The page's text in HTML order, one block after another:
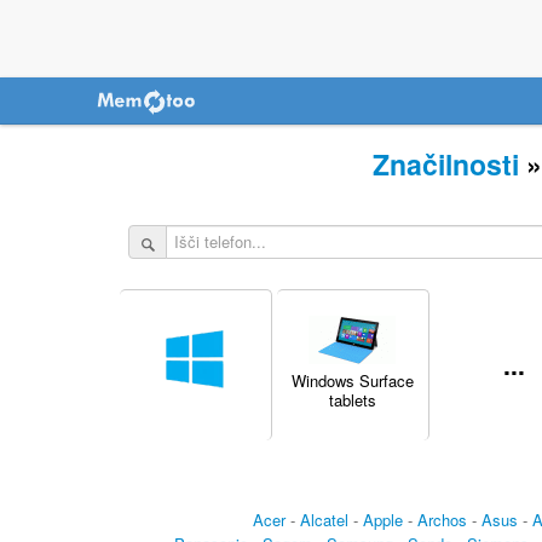
Značilnosti »
Windows Surface
tablets
...
Acer- Alcatel - Apple- Archos - Asus -